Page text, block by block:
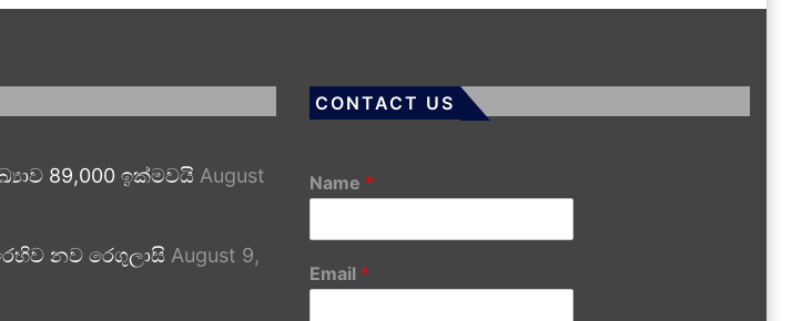
89,000 ඉක්මවයි August
නව රෙගුලාසි August 9,
CONTACT US
Name *
Email *